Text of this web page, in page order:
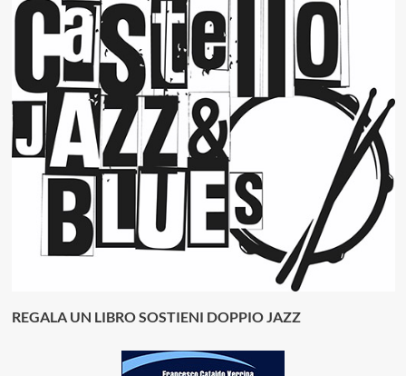
REGALA UN LIBRO SOSTIENI DOPPIO JAZZ